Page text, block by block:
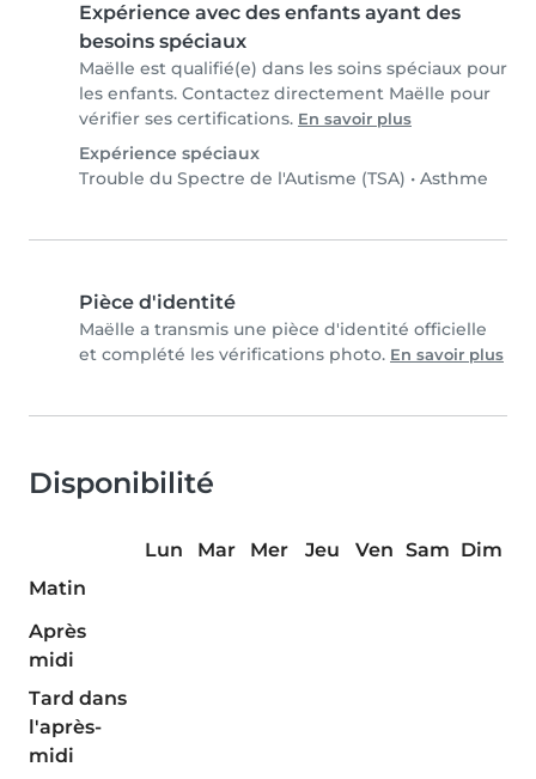
Expérience avec des enfants ayant des
besoins spéciaux
Maëlle est qualifié(e) dans les soins spéciaux pour
les enfants. Contactez directement Maëlle pour
vérifier ses certifications. En savoir plus
Expérience spéciaux
Trouble du Spectre de l'Autisme (TSA) • Asthme
Pièce d'identité
Maëlle a transmis une pièce d'identité officielle
et complété les vérifications photo. En savoir plus
Disponibilité
Lun Mar Mer Jeu Ven Sam Dim
Matin
Après
midi
Tard dans
l'après-
midi